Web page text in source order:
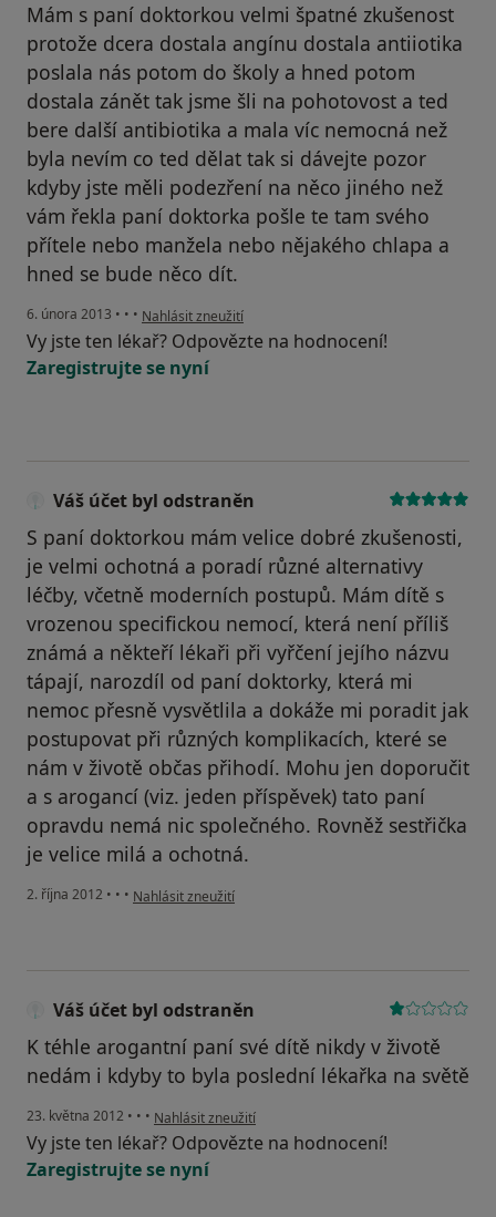
Mám s paní doktorkou velmi špatné zkušenost
protože dcera dostala angínu dostala antiiotika
poslala nás potom do školy a hned potom
dostala zánět tak jsme šli na pohotovost a ted
bere další antibiotika a mala víc nemocná než
byla nevím co ted dělat tak si dávejte pozor
kdyby jste měli podezření na něco jiného než
vám řekla paní doktorka pošle te tam svého
přítele nebo manžela nebo nějakého chlapa a
hned se bude něco dít.
6. února 2013 • • • podle názoru uživatele Váš účet byl odstraněn
Nahlásit zneužití
Vy jste ten lékař? Odpovězte na hodnocení!
Zaregistrujte se nyní
Váš účet byl odstraněn
S paní doktorkou mám velice dobré zkušenosti,
je velmi ochotná a poradí různé alternativy
léčby, včetně moderních postupů. Mám dítě s
vrozenou specifickou nemocí, která není příliš
známá a někteří lékaři při vyřčení jejího názvu
tápají, narozdíl od paní doktorky, která mi
nemoc přesně vysvětlila a dokáže mi poradit jak
postupovat při různých komplikacích, které se
nám v životě občas přihodí. Mohu jen doporučit
a s arogancí (viz. jeden příspěvek) tato paní
opravdu nemá nic společného. Rovněž sestřička
je velice milá a ochotná.
2. října 2012 • • • podle názoru uživatele Váš účet byl odstraněn
Nahlásit zneužití
Váš účet byl odstraněn
K téhle arogantní paní své dítě nikdy v životě
nedám i kdyby to byla poslední lékařka na světě
23. května 2012 • • • podle názoru uživatele Váš účet byl odstraněn
Nahlásit zneužití
Vy jste ten lékař? Odpovězte na hodnocení!
Zaregistrujte se nyní